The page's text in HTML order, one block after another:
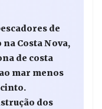
de
Costa Nova,
de costa
mar menos
dos